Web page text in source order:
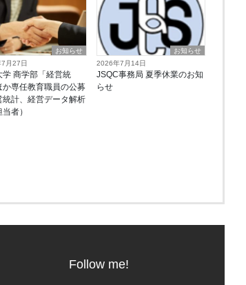
お知らせ
月27日
学 商学部「経営統
か専任教育職員の公募
統計、経営データ解析
者）
お知らせ
2026年7月14日
JSQC事務局 夏季休業のお知
らせ
Follow me!